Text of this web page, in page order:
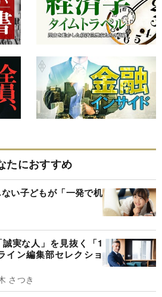
たにおすすめ
い子どもが「一発で机
実な人」を見抜く「1
イン編集部セレクショ
さつき